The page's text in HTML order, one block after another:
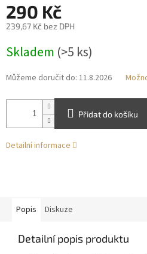
290 Kč
239,67 Kč bez DPH
cena:
Skladem (>5 ks)
Můžeme doručit do: 11.8.2026
Přidat do košíku
Detailní informace
Popis Diskuze
Detailní popis produktu